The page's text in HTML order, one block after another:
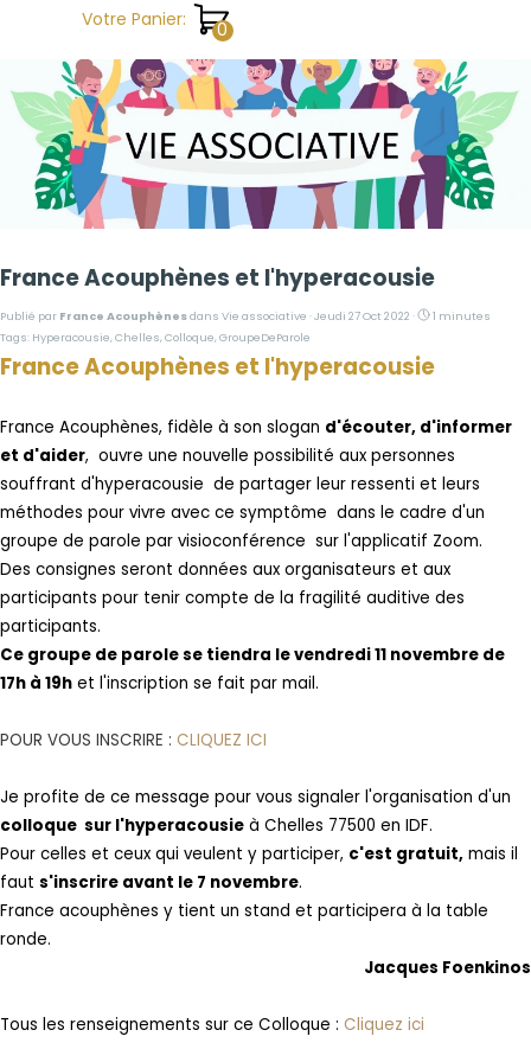
Aller au contenuVotre Panier:
France Acouphènes et l'hyperacousie
Publié par France Acouphènesdans Vie associative · Jeudi 27 Oct 2022 ·
1 minutes
Tags: Hyperacousie, Chelles, Colloque, GroupeDeParole
France Acouphènes et l'hyperacousie
France Acouphènes, fidèle à son slogan d'écouter, d'informer
et d'aider, ouvre une nouvelle possibilité aux personnes
souffrant d'hyperacousie de partager leur ressenti et leurs
méthodes pour vivre avec ce symptôme dans le cadre d'un
groupe de parole par visioconférence sur l'applicatif Zoom.
Des consignes seront données aux organisateurs et aux
participants pour tenir compte de la fragilité auditive des
participants.
Ce groupe de parole se tiendra le vendredi 11 novembre de
17h à 19h et l'inscription se fait par mail.
POUR VOUS INSCRIRE : CLIQUEZ ICI
Je profite de ce message pour vous signaler l'organisation d'un
colloque sur l'hyperacousie à Chelles 77500 en IDF.
Pour celles et ceux qui veulent y participer, c'est gratuit, mais il
faut s'inscrire avant le 7 novembre.
France acouphènes y tient un stand et participera à la table
ronde.
Jacques Foenkinos
Tous les renseignements sur ce Colloque : Cliquez ici